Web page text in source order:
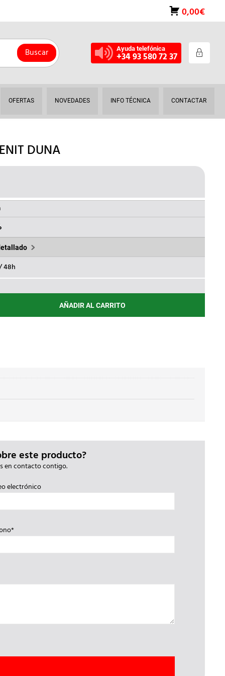
0,00€
Buscar Ayuda telefónica
+34 93 580 72 37
OFERTAS NOVEDADES INFO TÉCNICA CONTACTAR
DUNA
48h
AÑADIR AL CARRITO
este producto?
en contacto contigo.
electrónico